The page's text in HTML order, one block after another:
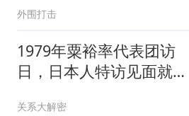
外围打击
1979年粟裕率代表团访
日，日本人特访见面就喊
关系大解密